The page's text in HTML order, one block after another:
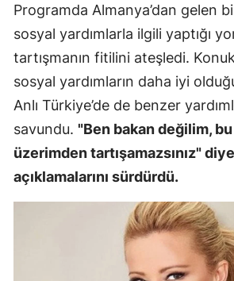
Programda Almanya’dan gelen
sosyal yardımlarla ilgili yaptığı
tartışmanın fitilini ateşledi.
sosyal yardımların daha iyi
Anlı Türkiye’de de benzer
savundu. "Ben bakan değilim,
üzerimden tartışamazsınız"
açıklamalarını sürdürdü.